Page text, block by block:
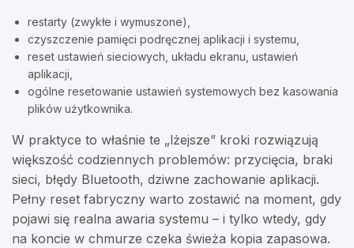
restarty (zwykłe i wymuszone),
czyszczenie pamięci podręcznej aplikacji i systemu,
reset ustawień sieciowych, układu ekranu, ustawień
aplikacji,
ogólne resetowanie ustawień systemowych bez kasowania
plików użytkownika.
W praktyce to właśnie te „lżejsze” kroki rozwiązują
większość codziennych problemów: przycięcia, braki
sieci, błędy Bluetooth, dziwne zachowanie aplikacji.
Pełny reset fabryczny warto zostawić na moment, gdy
pojawi się realna awaria systemu – i tylko wtedy, gdy
na koncie w chmurze czeka świeża kopia zapasowa.